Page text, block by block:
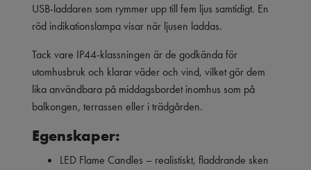
USB-laddaren som rymmer upp till fem ljus samtidigt. En
röd indikationslampa visar när ljusen laddas.
Tack vare IP44-klassningen är de godkända för
utomhusbruk och klarar väder och vind, vilket gör dem
lika användbara på middagsbordet inomhus som på
balkongen, terrassen eller i trädgården.
Egenskaper:
LED Flame Candles – realistiskt, fladdrande sken